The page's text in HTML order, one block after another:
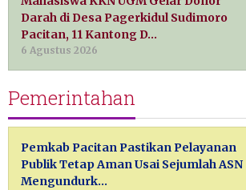
Darah di Desa Pagerkidul Sudimoro
Pacitan, 11 Kantong D…
6 Agustus 2026
Pemerintahan
Pemkab Pacitan Pastikan Pelayanan
Publik Tetap Aman Usai Sejumlah ASN
Mengundurk…